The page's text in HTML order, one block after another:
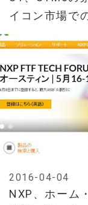
イコン市場で
NXP、ホーム
2016-04-04